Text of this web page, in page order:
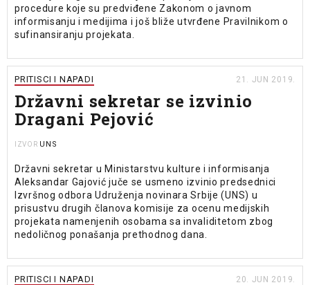
procedure koje su predviđene Zakonom o javnom
informisanju i medijima i još bliže utvrđene Pravilnikom o
sufinansiranju projekata.
PRITISCI I NAPADI 21. JUN 2019.
Državni sekretar se izvinio
Dragani Pejović
IZVOR UNS
Državni sekretar u Ministarstvu kulture i informisanja
Aleksandar Gajović juče se usmeno izvinio predsednici
Izvršnog odbora Udruženja novinara Srbije (UNS) u
prisustvu drugih članova komisije za ocenu medijskih
projekata namenjenih osobama sa invaliditetom zbog
nedoličnog ponašanja prethodnog dana.
PRITISCI I NAPADI 20. JUN 2019.